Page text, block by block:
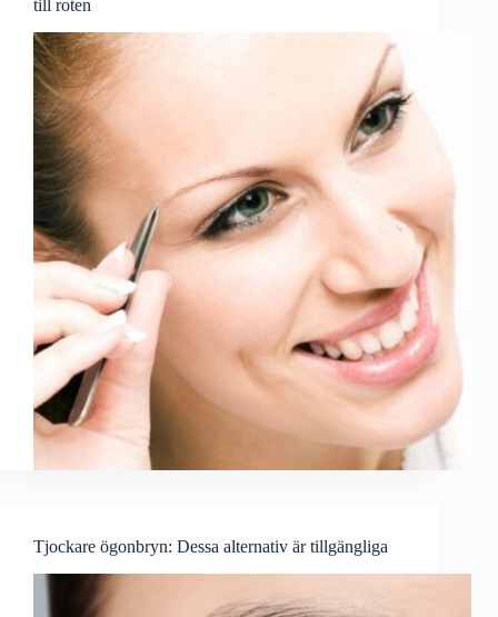
till roten
Tjockare ögonbryn: Dessa alternativ är tillgängliga